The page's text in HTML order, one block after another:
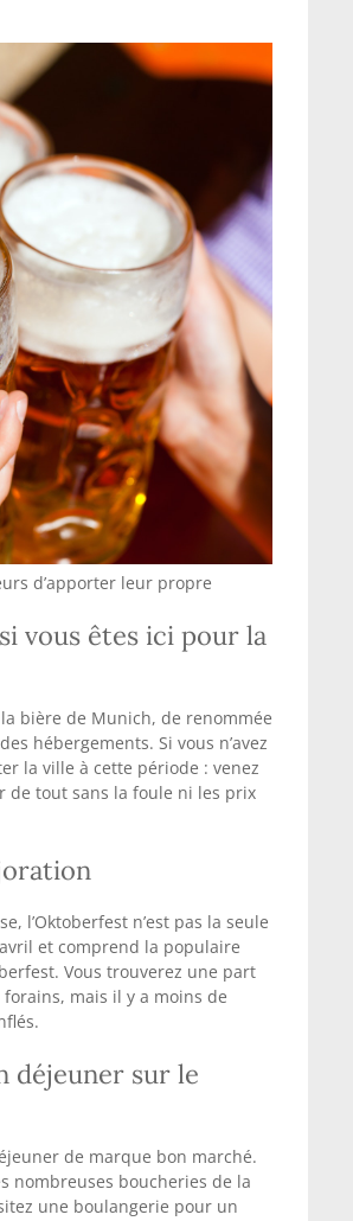
de plats
trempettes à manger avec un
évitez les endroits qui
d’apporter leur propre
vous êtes ici pour la
bière de Munich, de renommée
hébergements. Si vous n’avez
tout sans la foule ni les prix
l’Oktoberfest n’est pas la seule
et comprend la populaire
mais il y a moins de
déjeuner sur le